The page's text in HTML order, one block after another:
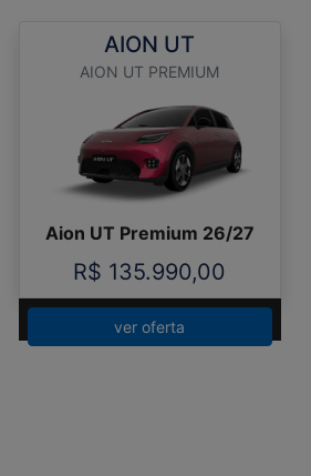
AION UT
AION UT PREMIUM
Aion UT Premium 26/27
R$ 135.990,00
ver oferta